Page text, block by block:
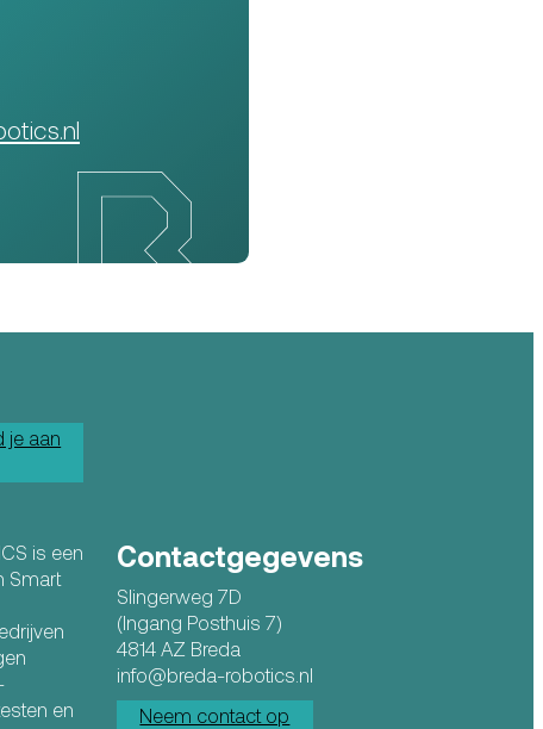
je aan
is een
Smart
en
Contactgegevens
Slingerweg 7D
(Ingang Posthuis 7)
4814 AZ Breda
info@breda-robotics.nl
Neem contact op